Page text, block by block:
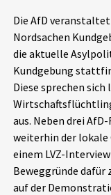
Leipziger Zustände
Schlaglichter
Phänomene
Aktuelles
Die AfD
Nordsachen
die aktuelle
Kundgebung
Diese sprechen sich
aus. Neben drei
weiterhin der lokale
einem LVZ-
Beweggründe
auf der